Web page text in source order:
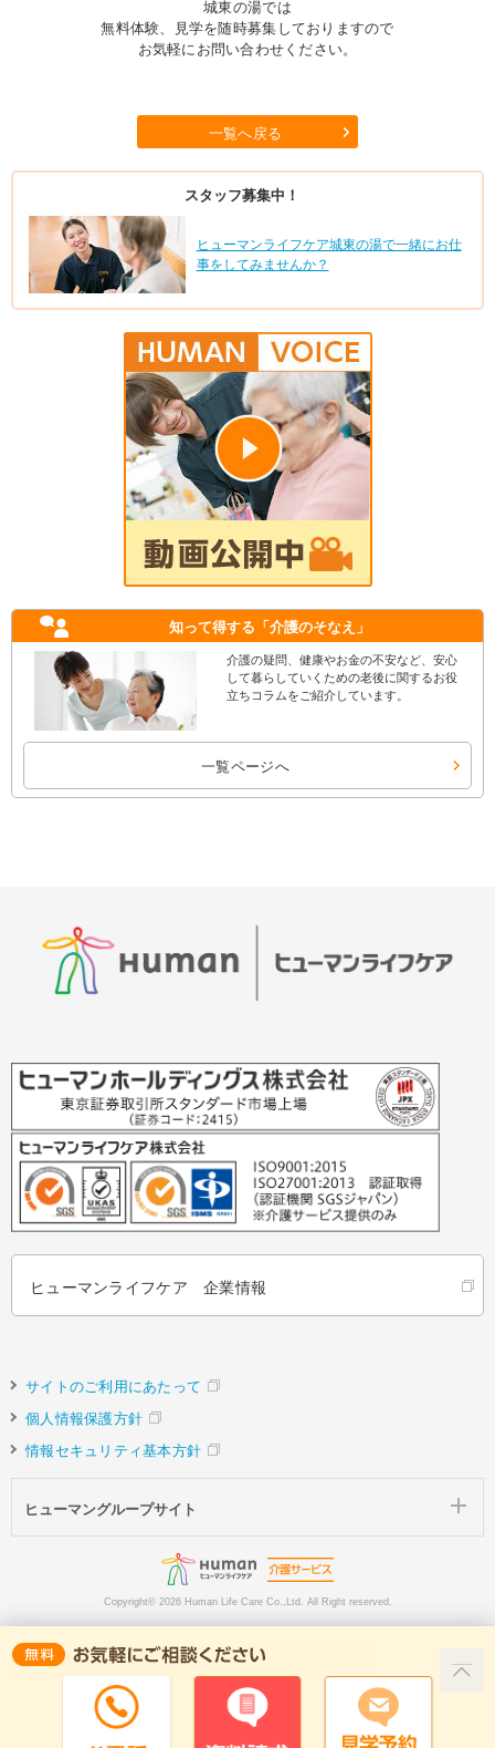
城東の湯では
無料体験、見学を随時募集しておりますので
お気軽にお問い合わせください。
一覧へ戻る
スタッフ募集中！
ヒューマンライフケア城東の湯で一緒にお仕
事をしてみませんか？
知って得する 「介護のそなえ」
介護の疑問、健康やお金の不安など、安心
して暮らしていくための老後に関するお役
立ちコラムをご紹介しています。
一覧ページへ
ヒューマンライフケア 企業情報
サイトのご利用にあたって
個人情報保護方針
情報セキュリティ基本方針
ヒューマングループサイト
Copyright© 2026 Human Life Care Co.,Ltd. All Right reserved.